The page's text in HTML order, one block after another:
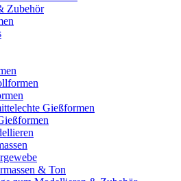
Zubehör
Gießformen
& Ton